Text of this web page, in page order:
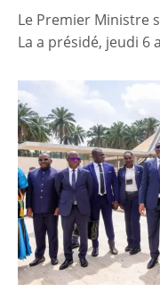
Le Premier Ministre
La a présidé, jeudi 6